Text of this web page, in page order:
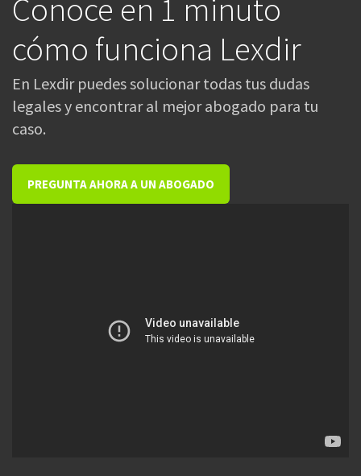
Conoce en 1 minuto
cómo funciona Lexdir
En Lexdir puedes solucionar todas tus dudas
legales y encontrar al mejor abogado para tu
caso.
PREGUNTA AHORA A UN ABOGADO